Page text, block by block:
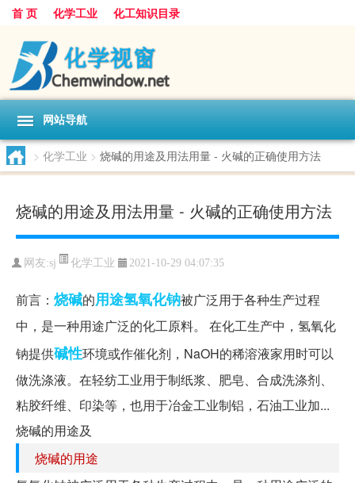
首 页 化学工业 化工知识目录
网站导航
> 化学工业 > 烧碱的用途及用法用量 - 火碱的正确使用方法
烧碱的用途及用法用量 - 火碱的正确使用方法
网友:sj 化学工业 2021-10-29 04:07:35
前言： 烧碱的用途氢氧化钠被广泛用于各种生产过程
中，是一种用途广泛的化工原料。 在化工生产中，氢氧化
钠提供碱性环境或作催化剂，NaOH的稀溶液家用时可以
做洗涤液。在轻纺工业用于制纸浆、肥皂、合成洗涤剂、
粘胶纤维、印染等，也用于冶金工业制铝，石油工业加...
烧碱的用途及
烧碱的用途